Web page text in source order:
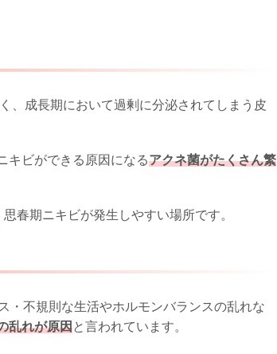
、成長期において過剰に分泌されてしまう皮
キビができる原因になるアクネ菌がたくさん繁
思春期ニキビが発生しやすい場所です。
・不規則な生活やホルモンバランスの乱れな
乱れが原因と言われています。